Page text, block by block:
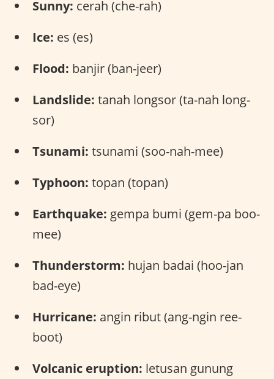
Sunny: cerah (che-rah)
Ice: es (es)
Flood: banjir (ban-jeer)
Landslide: tanah longsor (ta-nah long-
sor)
Tsunami: tsunami (soo-nah-mee)
Typhoon: topan (topan)
Earthquake: gempa bumi (gem-pa boo-
mee)
Thunderstorm: hujan badai (hoo-jan
bad-eye)
Hurricane: angin ribut (ang-ngin ree-
boot)
Volcanic eruption: letusan gunung